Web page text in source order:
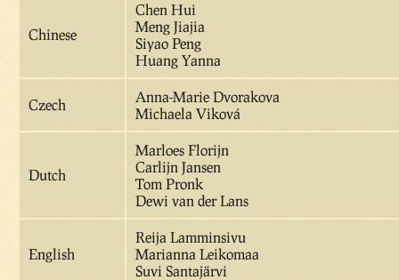
Chinese
Chen Hui
Meng Jiajia
Siyao Peng
Huang Yanna
Czech
Anna-Marie Dvorakova
Michaela Viková
Dutch
Marloes Florijn
Carlijn Jansen
Tom Pronk
Dewi van der Lans
English
Reija Lamminsivu
Marianna Leikomaa
Suvi Santajärvi